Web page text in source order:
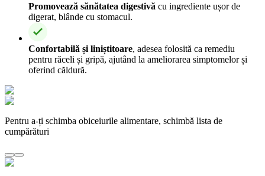
Promovează sănătatea digestivă cu ingrediente ușor de
digerat, blânde cu stomacul.
Confortabilă și liniștitoare, adesea folosită ca remediu
pentru răceli și gripă, ajutând la ameliorarea simptomelor și
oferind căldură.
Pentru a-ți schimba obiceiurile alimentare, schimbă lista de
cumpărături